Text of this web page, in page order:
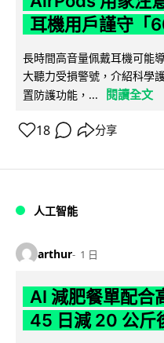
耳機用戶謹守「
長時間高音量佩戴耳機可能
大聽力受損警號，介紹科學
置防護功能，...
閱讀全文
18 分享
人工智能
arthur 1 日
AI 減肥餐單配
45 日減 20 公斤